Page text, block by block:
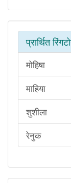
प्रार्थित
मोहिषा
माहिया
शुशीला
रेनुक